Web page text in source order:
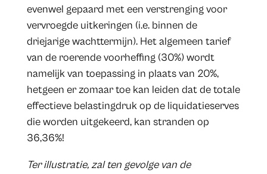
evenwel gepaard met een verstrenging voor
vervroegde uitkeringen (i.e. binnen de
driejarige wachttermijn). Het algemeen tarief
van de roerende voorheffing (30%) wordt
namelijk van toepassing in plaats van 20%,
hetgeen er zomaar toe kan leiden dat de totale
effectieve belastingdruk op de liquidatieserves
die worden uitgekeerd, kan stranden op
36,36%!
Ter illustratie, zal ten gevolge van de